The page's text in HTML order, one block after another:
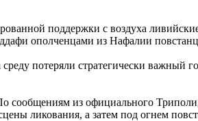
поддержки с воздуха
ополченцами из Нафалии
потеряли стратегически
из официального
ликования, а затем под огнем